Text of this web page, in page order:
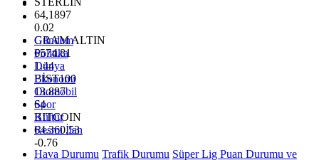
64,1897
0.02
GRAM ALTIN
6574.81
1.44
BİST100
13.887
64
BITCOIN
64.360,53
-0.76
Gündem
Politika
Dünya
Ekonomi
Otomobil
Spor
Kültür
Resmi İlan
Hava Durumu Trafik Durumu Süper Lig Puan Durumu ve